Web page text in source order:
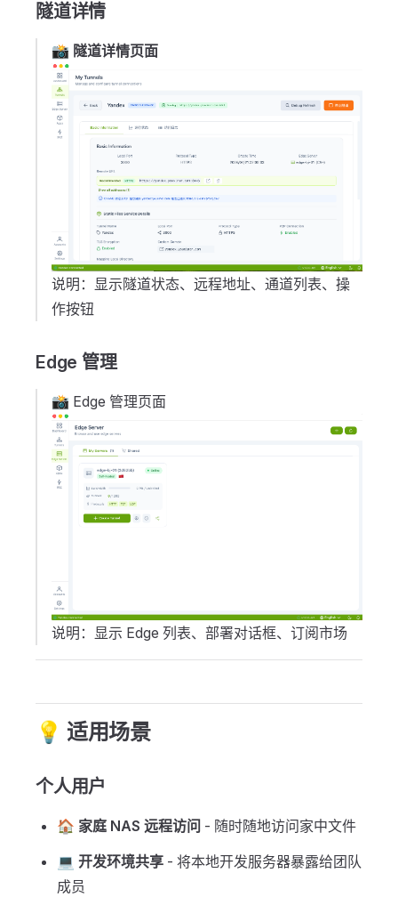
隧道详情
📸 隧道详情页面
说明：显示隧道状态、远程地址、通道列表、操
作按钮
Edge 管理
📸 Edge 管理页面
说明：显示 Edge 列表、部署对话框、订阅市场
💡 适用场景
个人用户
🏠 家庭 NAS 远程访问 - 随时随地访问家中文件
💻 开发环境共享 - 将本地开发服务器暴露给团队
成员